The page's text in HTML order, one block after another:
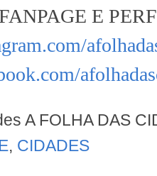
E
A FOLHA DAS
, CIDADES